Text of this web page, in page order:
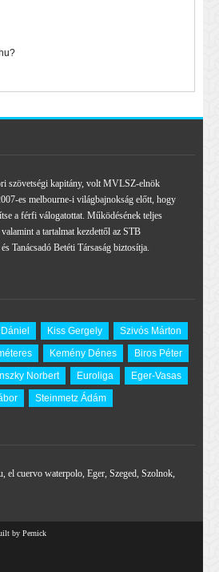
szövetségi kapitány, volt MVLSZ-elnök
es melbourne-i világbajnokság előtt, hogy
a férfi válogatottat. Működésének teljes
a tartalmat kezdettől az STB
Tanácsadó Betéti Társaság biztosítja.
Kiss Gergely
Szivós Márton
Kemény Dénes
Biros Péter
Norbert Euroliga
Eger-Vasas
Steinmetz Ádám
, el cuervo waterpolo, Eger, Szeged, Szolnok,
by Pernick